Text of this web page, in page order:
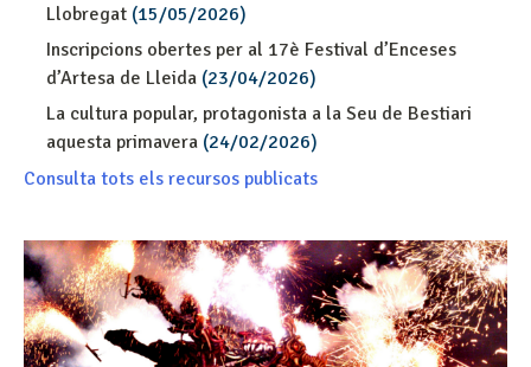
Llobregat (15/05/2026)
Inscripcions obertes per al 17è Festival d’Enceses
d’Artesa de Lleida (23/04/2026)
La cultura popular, protagonista a la Seu de Bestiari
aquesta primavera (24/02/2026)
Consulta tots els recursos publicats